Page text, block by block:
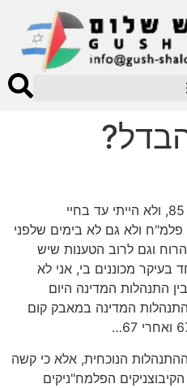
. אני יליד שנת 85, ולא הייתי עד בחיי
פלמ"ח ולא גם לא בימים שלפני
הרוח וגם לרוב הטענות שיש
מכוננים בי, אני לא
התנהלות המדינה היום
המדינה במאבק קום
הנוכחית, אלא כי קשה
הפלמח"ניקים